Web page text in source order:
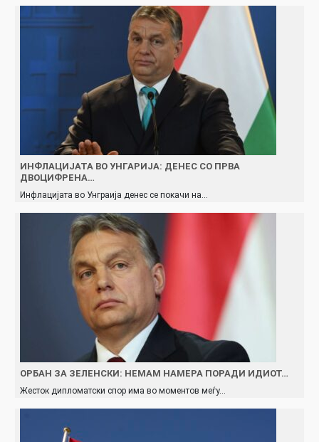
ИНФЛАЦИЈАТА ВО УНГАРИЈА: ДЕНЕС СО ПРВА
ДВОЦИФРЕНА…
Инфлацијата во Унграија денес се покачи на…
ОРБАН ЗА ЗЕЛЕНСКИ: НЕМАМ НАМЕРА ПОРАДИ ИДИОТ…
Жесток дипломатски спор има во моментов меѓу…